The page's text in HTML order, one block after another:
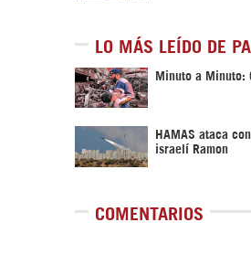
LO MÁS LEÍDO DE
Minuto a Minuto:
HAMAS ataca
israelí Ramon
COMENTARIOS